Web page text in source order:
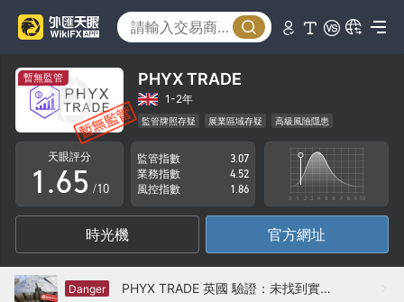
暫無監管 PHYX TRADE
1-2年
監管牌照存疑 展業區域存疑 高級風險隱患
天眼評分
0
1
2
3
4
.
2
3
4
5
6
7
8
9
1
2
3
4
5
6
7
8
/10
監管指數
3.07
業務指數
4.52
風控指數
1.86
時光機 官方網址
Danger PHYX TRADE 英國 驗證：未找到實體存在